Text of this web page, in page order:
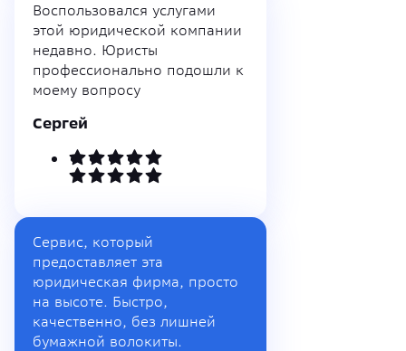
Воспользовался услугами
этой юридической компании
недавно. Юристы
профессионально подошли к
моему вопросу
Сергей
Сервис, который
предоставляет эта
юридическая фирма, просто
на высоте. Быстро,
качественно, без лишней
бумажной волокиты.